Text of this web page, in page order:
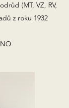
(MT, VZ, RV,
z roku 1932